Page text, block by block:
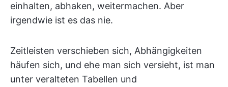
einhalten, abhaken, weitermachen. Aber
irgendwie ist es das nie.
Zeitleisten verschieben sich, Abhängigkeiten
häufen sich, und ehe man sich versieht, ist man
unter veralteten Tabellen und